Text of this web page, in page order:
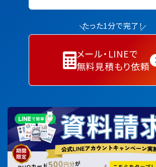
たった1分で完了！
メール・LINEで
無料見積もり依頼